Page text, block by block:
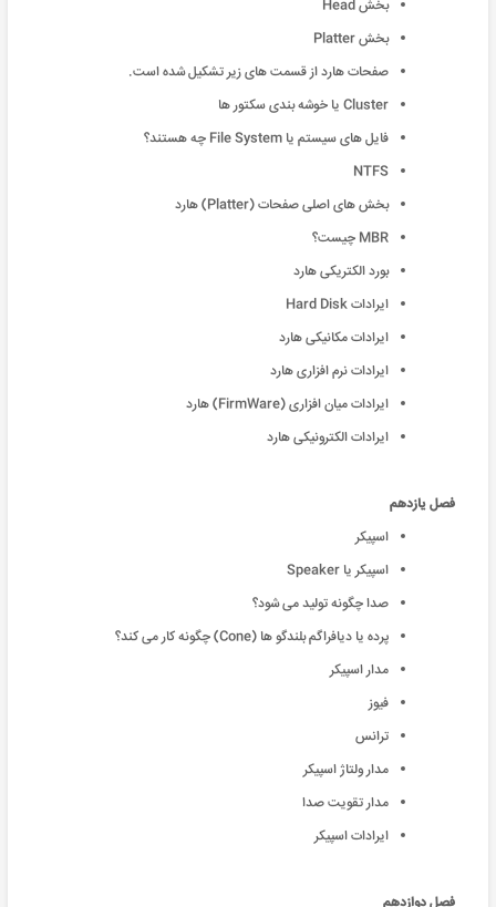
بخش Head
بخش Platter
صفحات هارد از قسمت های زیر تشکیل شده است.
Cluster یا خوشه بندی سکتور ها
فایل های سیستم یا File System چه هستند؟
NTFS
بخش های اصلی صفحات (Platter) هارد
MBR چیست؟
بورد الکتریکی هارد
ایرادات Hard Disk
ایرادات مکانیکی هارد
ایرادات نرم افزاری هارد
ایرادات میان افزاری (FirmWare) هارد
ایرادات الکترونیکی هارد
فصل یازدهم
اسپیکر
اسپیکر یا Speaker
صدا چگونه تولید می شود؟
پرده یا دیافراگم بلندگو ها (Cone) چگونه کار می کند؟
مدار اسپیکر
فیوز
ترانس
مدار ولتاژ اسپیکر
مدار تقویت صدا
ایرادات اسپیکر
فصل دوازدهم